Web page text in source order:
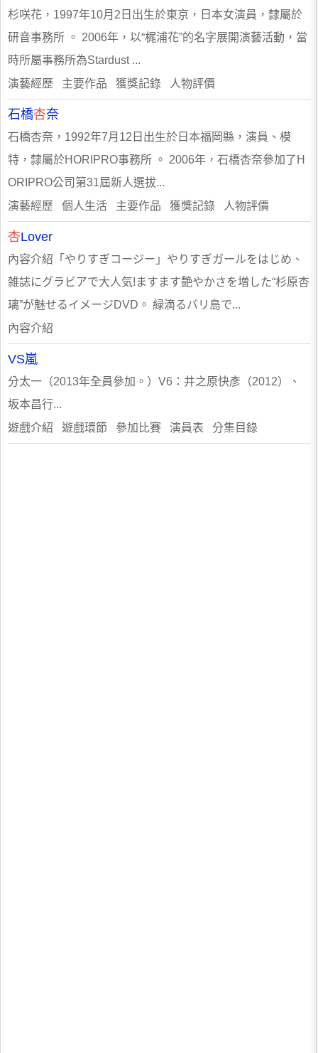
杉咲花，1997年10月2日出生於東京，日本女演員，隸屬於
研音事務所 。 2006年，以“梶浦花”的名字展開演藝活動，當
時所屬事務所為Stardust ...
演藝經歷 主要作品 獲獎記錄 人物評價
石橋杏奈
石橋杏奈，1992年7月12日出生於日本福岡縣，演員、模
特，隸屬於HORIPRO事務所 。 2006年，石橋杏奈參加了H
ORIPRO公司第31屆新人選拔...
演藝經歷 個人生活 主要作品 獲獎記錄 人物評價
杏Lover
內容介紹「やりすぎコージー」やりすぎガールをはじめ、
雑誌にグラビアで大人気!ますます艶やかさを増した“杉原杏
璃”が魅せるイメージDVD。 緑滴るバリ島で...
內容介紹
VS嵐
分太一（2013年全員參加。）V6：井之原快彥（2012）、
坂本昌行...
遊戲介紹 遊戲環節 參加比賽 演員表 分集目錄